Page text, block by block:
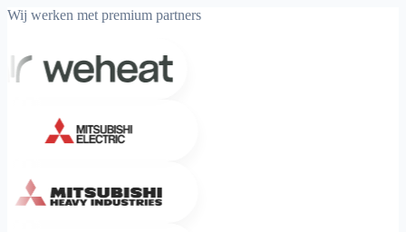
Wij werken met premium partners